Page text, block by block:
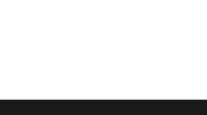
© Hosmoz® une marque